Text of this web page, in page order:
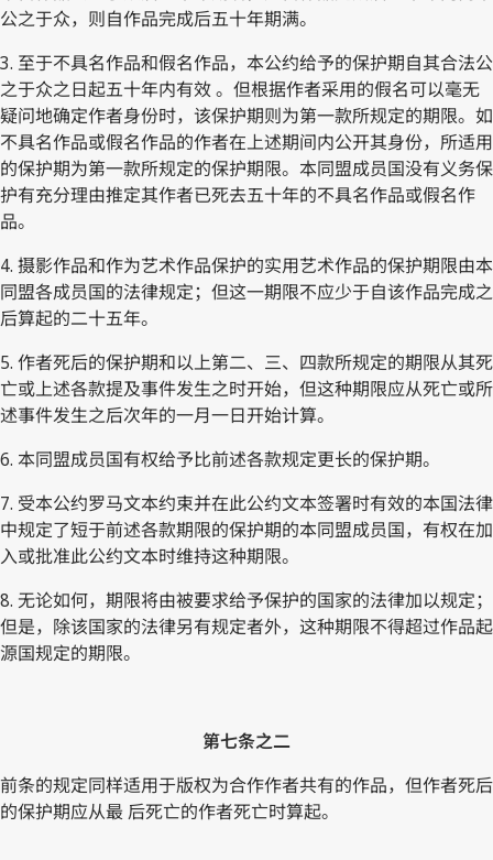
公之于众，则自作品完成后五十年期满。
3. 至于不具名作品和假名作品，本公约给予的保护期自其合法公
之于众之日起五十年内有效 。但根据作者采用的假名可以毫无
疑问地确定作者身份时，该保护期则为第一款所规定的期限。如
不具名作品或假名作品的作者在上述期间内公开其身份，所适用
的保护期为第一款所规定的保护期限。本同盟成员国没有义务保
护有充分理由推定其作者已死去五十年的不具名作品或假名作
品。
4. 摄影作品和作为艺术作品保护的实用艺术作品的保护期限由本
同盟各成员国的法律规定；但这一期限不应少于自该作品完成之
后算起的二十五年。
5. 作者死后的保护期和以上第二、三、四款所规定的期限从其死
亡或上述各款提及事件发生之时开始，但这种期限应从死亡或所
述事件发生之后次年的一月一日开始计算。
6. 本同盟成员国有权给予比前述各款规定更长的保护期。
7. 受本公约罗马文本约束并在此公约文本签署时有效的本国法律
中规定了短于前述各款期限的保护期的本同盟成员国，有权在加
入或批准此公约文本时维持这种期限。
8. 无论如何，期限将由被要求给予保护的国家的法律加以规定；
但是，除该国家的法律另有规定者外，这种期限不得超过作品起
源国规定的期限。
第七条之二
前条的规定同样适用于版权为合作作者共有的作品，但作者死后
的保护期应从最 后死亡的作者死亡时算起。